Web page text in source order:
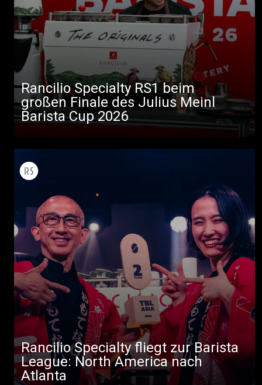
Rancilio Specialty RS1 beim
großen Finale des Julius Meinl
Barista Cup 2026
Rancilio Specialty fliegt zur Barista
League: North America nach
Atlanta